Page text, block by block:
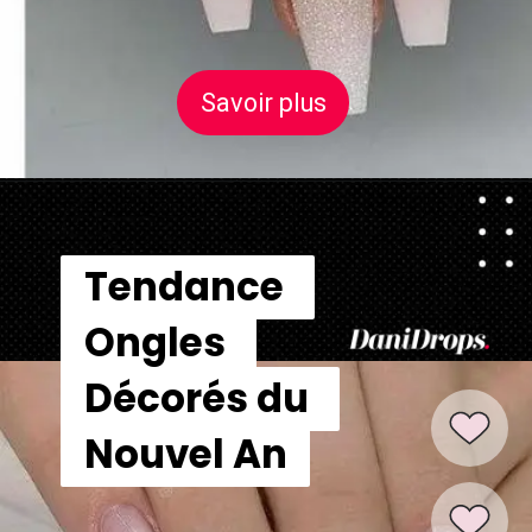
Savoir plus
Savoir plus
Tendance
Ongles
Décorés du
Nouvel An
Tendance
Ongles
Décorés du
Nouvel An